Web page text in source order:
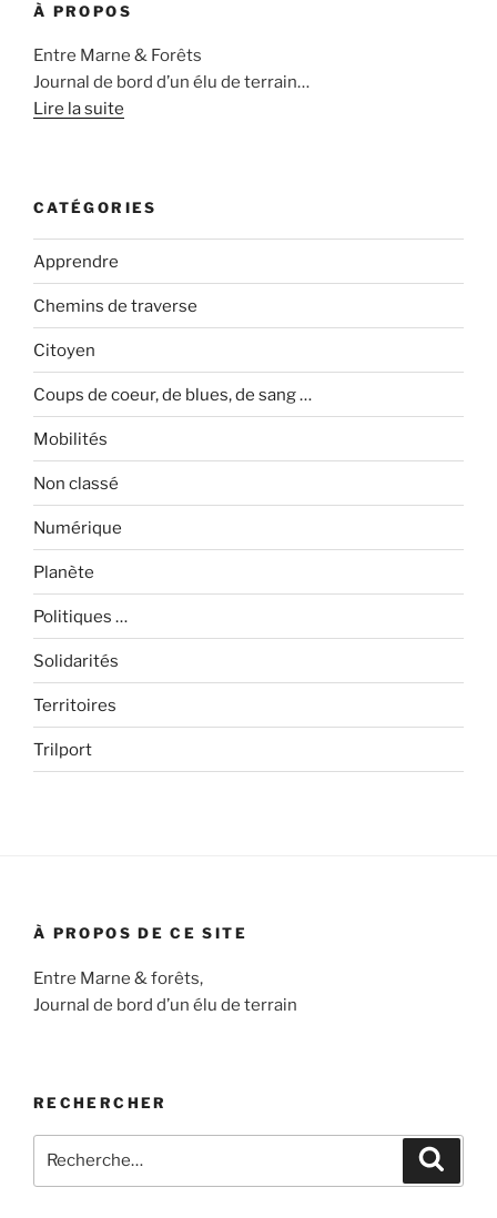
À PROPOS
Entre Marne & Forêts
Journal de bord d’un élu de terrain…
Lire la suite
CATÉGORIES
Apprendre
Chemins de traverse
Citoyen
Coups de coeur, de blues, de sang …
Mobilités
Non classé
Numérique
Planète
Politiques …
Solidarités
Territoires
Trilport
À PROPOS DE CE SITE
Entre Marne & forêts,
Journal de bord d’un élu de terrain
RECHERCHER
pour